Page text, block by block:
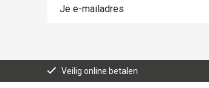
Veilig online betalen